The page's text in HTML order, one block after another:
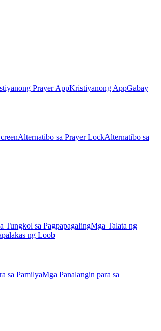
Prayer AppKristiyanong AppGabay
Alternatibo sa Prayer LockAlternatibo sa
Tungkol sa PagpapagalingMga Talata ng
ng Loob
sa PamilyaMga Panalangin para sa